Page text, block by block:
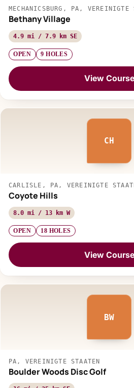
MECHANICSBURG, PA, VEREINIGTE
Bethany Village
4.9 mi / 7.9 km SE
OPEN 9 HOLES
View Course
CH
CARLISLE, PA, VEREINIGTE
Coyote Hills
8.0 mi / 13 km W
OPEN 18 HOLES
View Course
BW
PA, VEREINIGTE STAATEN
Boulder Woods Disc Golf